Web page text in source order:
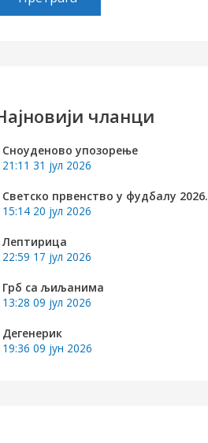
чланци
Сноуденово упозорење
21:11 31 јул 2026
Светско првенство у фудбалу 2026.
15:14 20 јул 2026
Лептирица
22:59 17 јул 2026
Грб са љиљанима
13:28 09 јул 2026
Дегенерик
19:36 09 јун 2026